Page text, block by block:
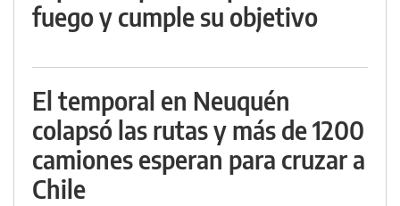
fuego y cumple su objetivo
El temporal en Neuquén
colapsó las rutas y más de 1200
camiones esperan para cruzar a
Chile